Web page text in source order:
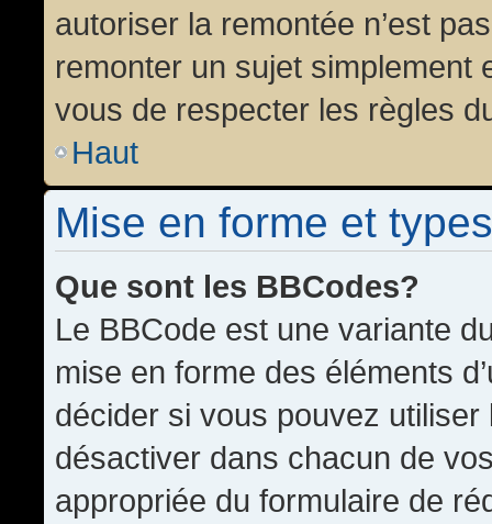
autoriser la remontée n’est
remonter un sujet simplement
vous de respecter les règles
Haut
Mise en forme et
Que sont les BBCodes?
Le BBCode est une variante
mise en forme des éléments
décider si vous pouvez
désactiver dans chacun de
appropriée du formulaire de